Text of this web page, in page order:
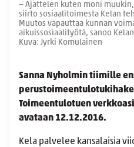
− Ajattelen kuten moni
siirto sosiaalitoimesta Kelan
Muutos vapauttaa kunnan
aikuissosiaalityötä, sanoo
Kuva: Jyrki Komulainen
Sanna Nyholmin tiimille
Toimeentulotuen
avataan 12.12.2016.
Kela palvelee kansalaisia